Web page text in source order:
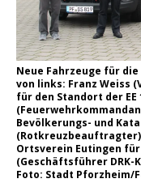
Neue Fahrzeuge für
von links: Franz Weiss
für den Standort der EE
Bevölkerungs- und
Ortsverein Eutingen für
(Geschäftsführer DRK-
Foto: Stadt Pforzheim/